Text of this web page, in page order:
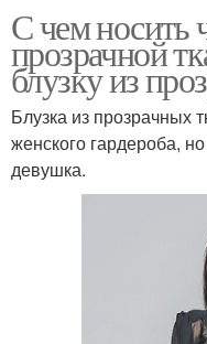
С чем носить
прозрачной
блузку из
Блузка из прозрачных
женского гардероба,
девушка.